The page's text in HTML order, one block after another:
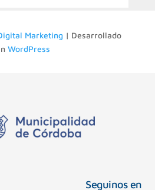
Marketing | Desarrollado
WordPress
Seguinos en